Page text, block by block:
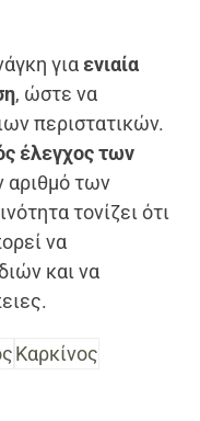
για ενιαία
, ώστε να
περιστατικών.
έλεγχος των
αριθμό των
τονίζει ότι
να
και να
Καρκίνος